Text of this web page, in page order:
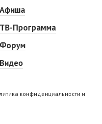
Афиша
ТВ-Программа
Форум
Видео
конфиденциальности и